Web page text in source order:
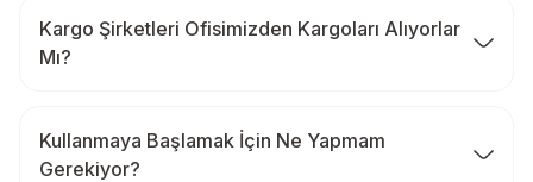
Kargo Şirketleri Ofisimizden Kargoları Alıyorlar
Mı?
Kullanmaya Başlamak İçin Ne Yapmam
Gerekiyor?